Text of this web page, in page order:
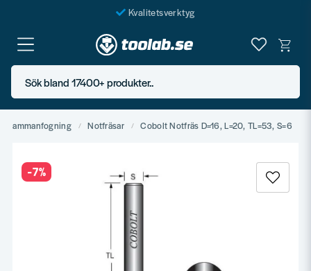
Kvalitetsverktyg
Fraktfritt över 999 SEK*
En järnhandel för alla
Butik i Göteborg
Sök bland 17400+ produkter..
sammanfogning Notfräsar Cobolt Notfräs D=16, L=20, TL=53, S=6
-7%